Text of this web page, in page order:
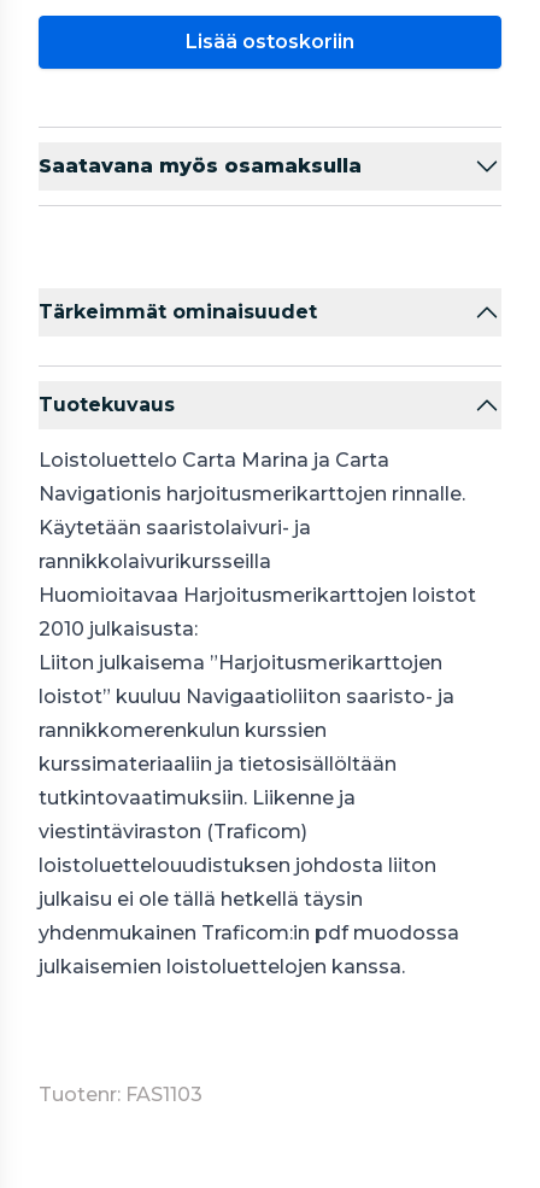
Lisää ostoskoriin
Saatavana myös osamaksulla
Tärkeimmät ominaisuudet
Tuotekuvaus
Loistoluettelo Carta Marina ja Carta
Navigationis harjoitusmerikarttojen rinnalle.
Käytetään saaristolaivuri- ja
rannikkolaivurikursseilla
Huomioitavaa Harjoitusmerikarttojen loistot
2010 julkaisusta:
Liiton julkaisema ”Harjoitusmerikarttojen
loistot” kuuluu Navigaatioliiton saaristo- ja
rannikkomerenkulun kurssien
kurssimateriaaliin ja tietosisällöltään
tutkintovaatimuksiin. Liikenne ja
viestintäviraston (Traficom)
loistoluettelouudistuksen johdosta liiton
julkaisu ei ole tällä hetkellä täysin
yhdenmukainen Traficom:in pdf muodossa
julkaisemien loistoluettelojen kanssa.
Tuotenr: FAS1103